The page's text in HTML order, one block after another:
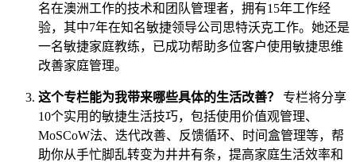
名在澳洲工作的技术和团队管理者，拥有15年工作经
验，其中7年在知名敏捷领导公司思特沃克工作。她还是
一名敏捷家庭教练，已成功帮助多位客户使用敏捷思维
改善家庭管理。
这个专栏能为我带来哪些具体的生活改善？
专栏将分享
10个实用的敏捷生活技巧，包括使用价值观管理、
MoSCoW法、迭代改善、反馈循环、时间盒管理等，帮
助你从手忙脚乱转变为井井有条，提高家庭生活效率和